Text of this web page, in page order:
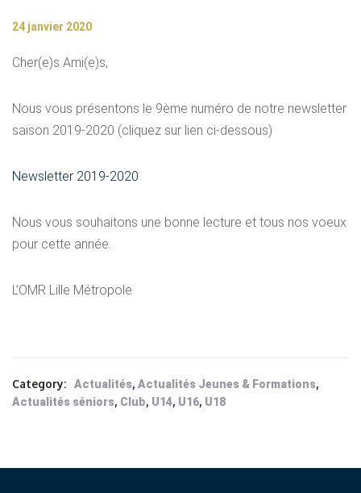
24 janvier 2020
Cher(e)s Ami(e)s,
Nous vous présentons le 9ème numéro de notre newsletter
saison 2019-2020 (cliquez sur lien ci-dessous)
Newsletter 2019-2020
Nous vous souhaitons une bonne lecture et tous nos voeux
pour cette année.
L’OMR Lille Métropole
Category: Actualités, Actualités Jeunes & Formations,
Actualités séniors, Club, U14, U16, U18